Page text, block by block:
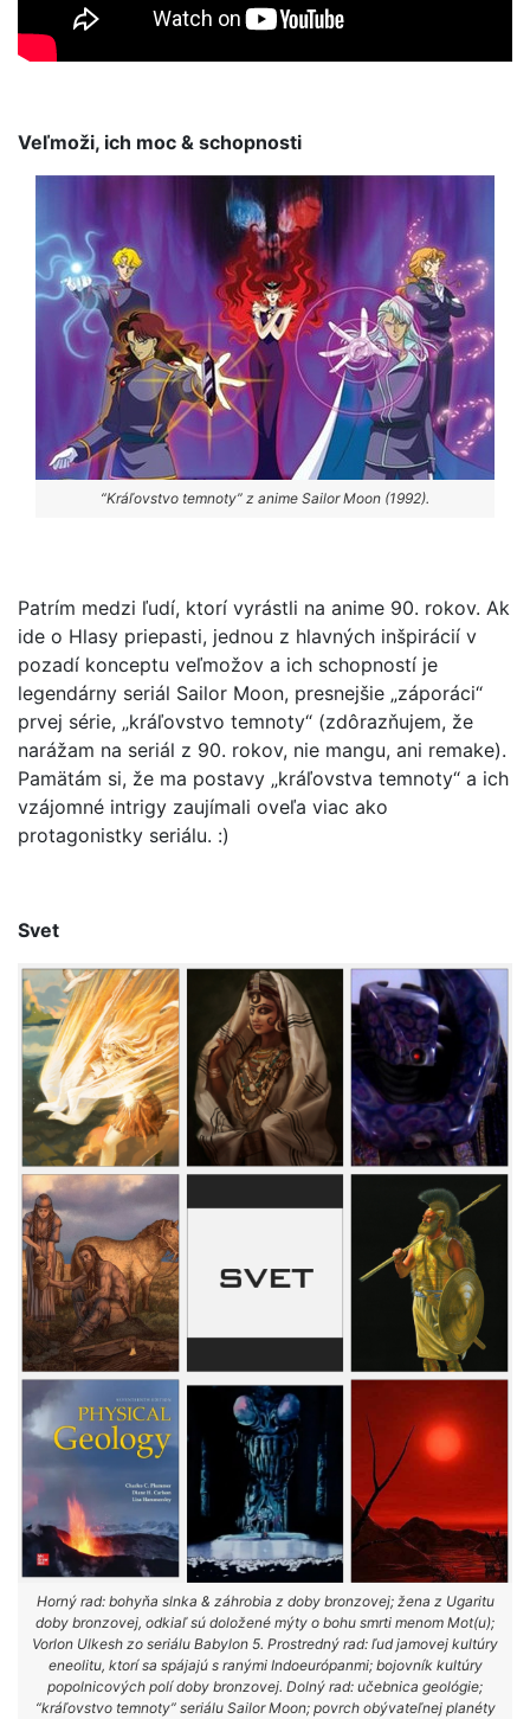
Veľmoži, ich moc & schopnosti
“Kráľovstvo temnoty” z anime Sailor Moon (1992).
Patrím medzi ľudí, ktorí vyrástli na anime 90. rokov. Ak
ide o Hlasy priepasti, jednou z hlavných inšpirácií v
pozadí konceptu veľmožov a ich schopností je
legendárny seriál Sailor Moon, presnejšie „záporáci“
prvej série, „kráľovstvo temnoty“ (zdôrazňujem, že
narážam na seriál z 90. rokov, nie mangu, ani remake).
Pamätám si, že ma postavy „kráľovstva temnoty“ a ich
vzájomné intrigy zaujímali oveľa viac ako
protagonistky seriálu. :)
Svet
Horný rad: bohyňa slnka & záhrobia z doby bronzovej; žena z Ugaritu
doby bronzovej, odkiaľ sú doložené mýty o bohu smrti menom Mot(u);
Vorlon Ulkesh zo seriálu Babylon 5. Prostredný rad: ľud jamovej kultúry
eneolitu, ktorí sa spájajú s ranými Indoeurópanmi; bojovník kultúry
popolnicových polí doby bronzovej. Dolný rad: učebnica geológie;
“kráľovstvo temnoty” seriálu Sailor Moon; povrch obývateľnej planéty